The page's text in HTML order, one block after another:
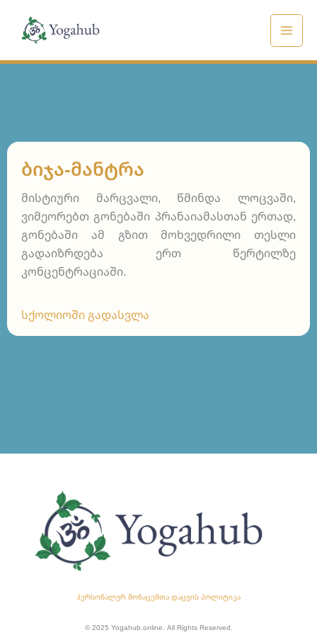
content
ᲑᲘᲯᲐ-ᲛᲐᲜᲢᲠᲐ
მისტიური მარცვალი, წმინდა ლოცვაში,
ვიმეორებთ გონებაში პრანაიამასთან ერთად,
გონებაში ამ გზით მოხვედრილი თესლი
გადაიზრდება ერთ წერტილზე
კონცენტრაციაში.
სქოლიოში გადასვლა
პერსონალურ მონაცემთა დაცვის პოლიტიკა
© 2025 Yogahub.online. All Rights Reserved.